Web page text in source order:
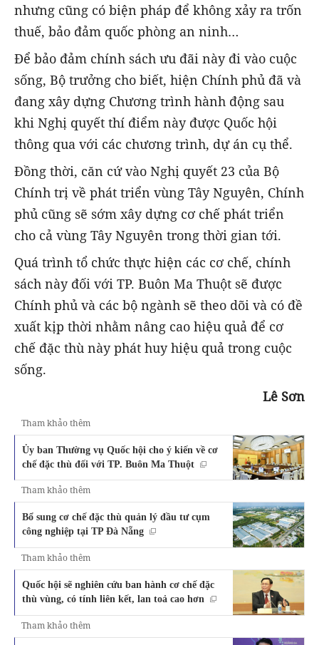
nhưng cũng có biện pháp để không xảy ra trốn
thuế, bảo đảm quốc phòng an ninh…
Để bảo đảm chính sách ưu đãi này đi vào cuộc
sống, Bộ trưởng cho biết, hiện Chính phủ đã và
đang xây dựng Chương trình hành động sau
khi Nghị quyết thí điểm này được Quốc hội
thông qua với các chương trình, dự án cụ thể.
Đồng thời, căn cứ vào Nghị quyết 23 của Bộ
Chính trị về phát triển vùng Tây Nguyên, Chính
phủ cũng sẽ sớm xây dựng cơ chế phát triển
cho cả vùng Tây Nguyên trong thời gian tới.
Quá trình tổ chức thực hiện các cơ chế, chính
sách này đối với TP. Buôn Ma Thuột sẽ được
Chính phủ và các bộ ngành sẽ theo dõi và có đề
xuất kịp thời nhằm nâng cao hiệu quả để cơ
chế đặc thù này phát huy hiệu quả trong cuộc
sống.
Lê Sơn
Tham khảo thêm
Ủy ban Thường vụ Quốc hội cho ý kiến về cơ
chế đặc thù đối với TP. Buôn Ma Thuột
Tham khảo thêm
Bổ sung cơ chế đặc thù quản lý đầu tư cụm
công nghiệp tại TP Đà Nẵng
Tham khảo thêm
Quốc hội sẽ nghiên cứu ban hành cơ chế đặc
thù vùng, có tính liên kết, lan toả cao hơn
Tham khảo thêm